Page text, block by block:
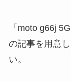
「moto g66j
の記事を用意
い。